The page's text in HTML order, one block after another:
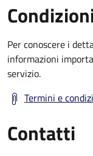
Per conoscere i
informazioni
servizio.
Termini e
Contatti